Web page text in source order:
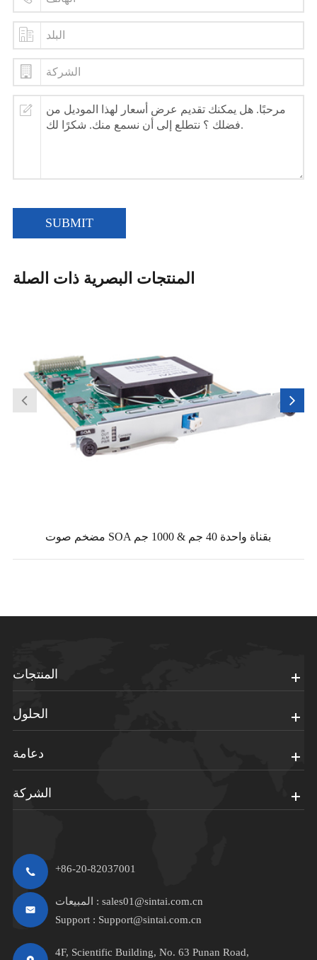
SUBMIT
المنتجات البصرية ذات الصلة
مضخم صوت SOA بقناة واحدة 40 جم & 1000 جم
المنتجات
الحلول
دعامة
الشركة
+86-20-82037001
المبيعات : sales01@sintai.com.cn
Support : Support@sintai.com.cn
4F, Scientific Building, No. 63 Punan Road,